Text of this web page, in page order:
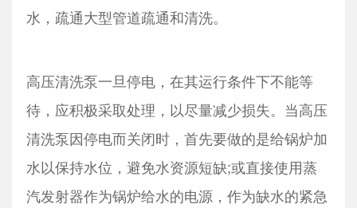
水，疏通大型管道疏通和清洗。
高压清洗泵一旦停电，在其运行条件下不能等
待，应积极采取处理，以尽量减少损失。当高压
清洗泵因停电而关闭时，首先要做的是给锅炉加
水以保持水位，避免水资源短缺;或直接使用蒸
汽发射器作为锅炉给水的电源，作为缺水的紧急